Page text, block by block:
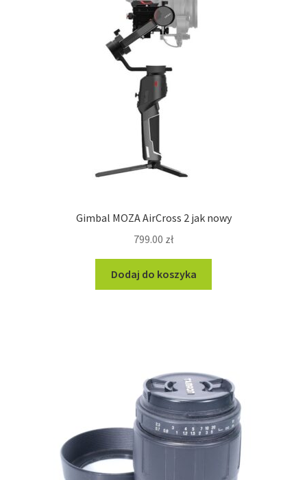
Gimbal MOZA AirCross 2 jak nowy
799.00 zł
Dodaj do koszyka